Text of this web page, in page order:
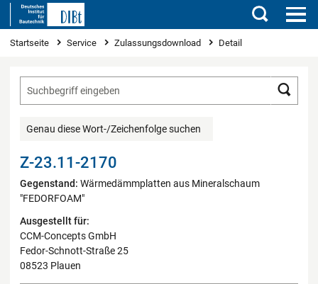
Suchen
Sie sind hier
Startseite Service Zulassungsdownload Detail
Genau diese Wort-/Zeichenfolge suchen
Z-23.11-2170
Gegenstand: Wärmedämmplatten aus Mineralschaum
"FEDORFOAM"
Ausgestellt für:
CCM-Concepts GmbH
Fedor-Schnott-Straße 25
08523 Plauen